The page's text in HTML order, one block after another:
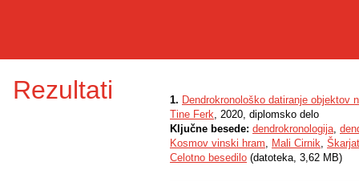
Rezultati 1. Dendrokronološko datiranje objektov
Tine Ferk, 2020, diplomsko delo
Ključne besede: dendrokronologija,
Kosmov vinski hram, Mali Cirnik,
Celotno besedilo (datoteka, 3,62 MB)